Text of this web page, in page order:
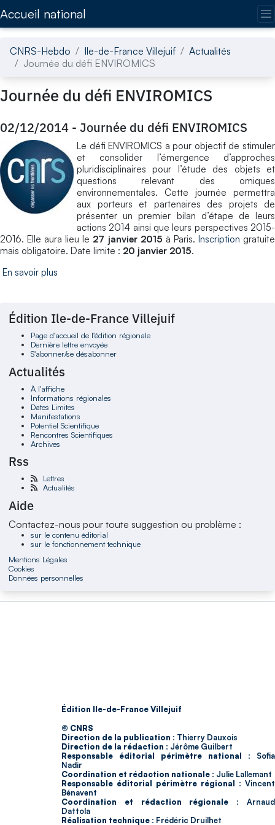
Accueil national
CNRS-Hebdo Ile-de-France Villejuif
Actualités
Journée du défi ENVIROMICS
Journée du défi ENVIROMICS
02/12/2014 - Journée du défi ENVIROMICS
Le défi ENVIROMICS a pour objectif de stimuler
et consolider l’émergence d’approches
pluridisciplinaires pour l’étude des objets et
questions relevant des omiques
environnementales. Cette journée permettra
aux porteurs et partenaires des projets de
présenter un premier bilan d’étape de leurs
actions 2014 ainsi que leurs perspectives 2015-
2016. Elle aura lieu le 27 janvier 2015 à Paris. Inscription gratuite
mais obligatoire. Date limite : 20 janvier 2015.
En savoir plus
Édition Ile-de-France Villejuif
Page d'accueil de l'édition régionale
Dernière lettre envoyée
S'abonner/se désabonner
Actualités
À l'affiche
Informations régionales
Dates Limites
Manifestations
Potentiel Scientifique
Rencontres Scientifiques
Archives
Rss
Lettres
Actualités
Aide
Contactez-nous pour toute suggestion ou problème :
sur le contenu éditorial
sur le fonctionnement technique
Mentions Légales
Cookies
Données personnelles
Édition Ile-de-France Villejuif
© CNRS
Direction de la publication : Thierry Dauxois
Direction de la rédaction : Jérôme Guilbert
Responsable éditorial périmètre national : Sofia
Nadir
Coordination et rédaction nationale : Julie Lallemant
Responsable éditorial périmètre régional : Vincent
Bénavent
Coordination et rédaction régionale : Arnaud
Dattola
Réalisation technique : Frédéric Druilhet